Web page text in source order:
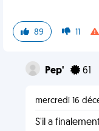
89 11
Pep' 61
mercredi 16
S'il a